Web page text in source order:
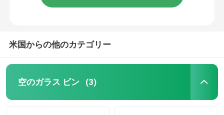
米国からの他のカテゴリー
空のガラス ビン (3)